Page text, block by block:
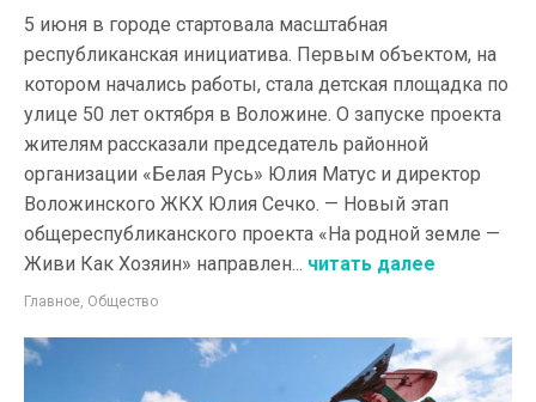
5 июня в городе стартовала масштабная
республиканская инициатива. Первым объектом, на
котором начались работы, стала детская площадка по
улице 50 лет октября в Воложине. О запуске проекта
жителям рассказали председатель районной
организации «Белая Русь» Юлия Матус и директор
Воложинского ЖКХ Юлия Сечко. — Новый этап
общереспубликанского проекта «На родной земле —
Живи Как Хозяин» направлен... читать далее
Главное, Общество